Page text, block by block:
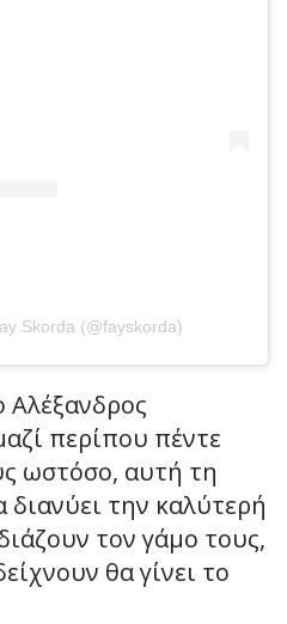
Skorda (@fayskorda)
Αλέξανδρος
περίπου πέντε
ωστόσο, αυτή τη
διανύει την καλύτερή
τον γάμο τους,
θα γίνει το